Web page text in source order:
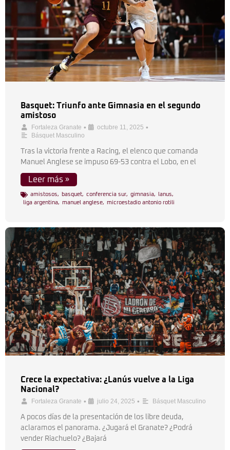
Basquet: Triunfo ante Gimnasia en el segundo
amistoso
Fortaleza Granate • octubre 11, 2025 •
Básquet Masculino
Tras la victoria frente a Racing, el elenco que comanda
Manuel Anglese se impuso 69-53 contra el Lobo, en el
Leer más »
amistosos, basquet, conferencia sur, gimnasia, lanus,
liga argentina, manuel anglese, microestadio antonio rotili
Crece la expectativa: ¿Lanús vuelve a la Liga
Nacional?
Fortaleza Granate • julio 24, 2025 • Básquet Masculino
A pocos días de la presentación de los libre deuda,
aclaramos el panorama. ¿Jugará el Granate? ¿Podrá
vender Riachuelo? ¿Bajará